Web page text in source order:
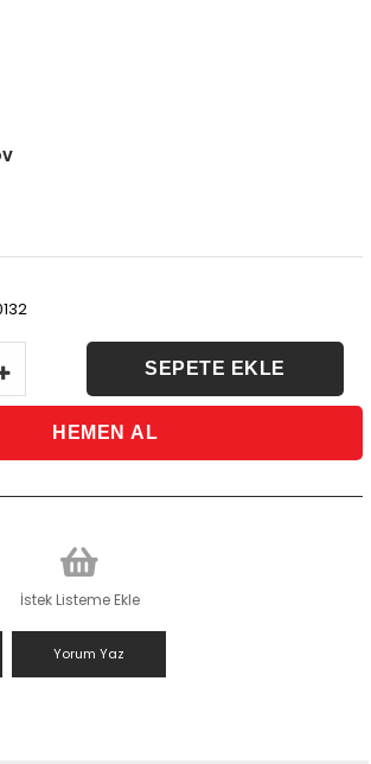
İstek Listeme Ekle
Yorum Yaz